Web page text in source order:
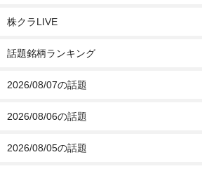
株クラLIVE
話題銘柄ランキング
2026/08/07の話題
2026/08/06の話題
2026/08/05の話題